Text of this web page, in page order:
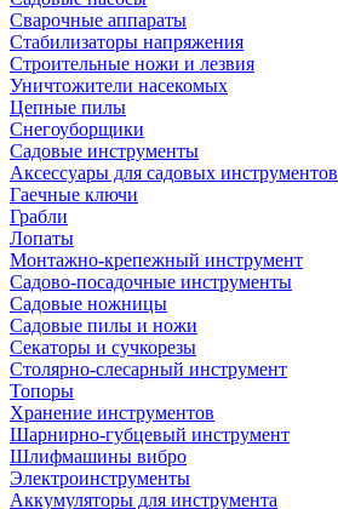
Сварочные аппараты
Стабилизаторы напряжения
Строительные ножи и лезвия
Уничтожители насекомых
Цепные пилы
Снегоуборщики
Садовые инструменты
Аксессуары для садовых инструментов
Гаечные ключи
Грабли
Лопаты
Монтажно-крепежный инструмент
Садово-посадочные инструменты
Садовые ножницы
Садовые пилы и ножи
Секаторы и сучкорезы
Столярно-слесарный инструмент
Топоры
Хранение инструментов
Шарнирно-губцевый инструмент
Шлифмашины вибро
Электроинструменты
Аккумуляторы для инструмента